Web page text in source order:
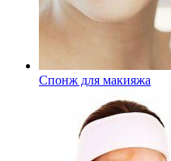
Спонж для макияжа